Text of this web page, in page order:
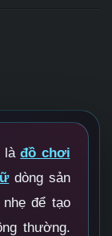
làđồ chơi
dòng sản
để tạo
thường.